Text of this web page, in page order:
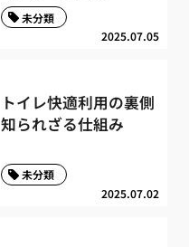
2025.07.05
未分類
トイレ快適利用の裏側
知られざる仕組み
2025.07.02
未分類